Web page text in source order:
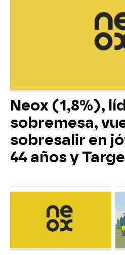
Neox (1,8%),
sobremesa,
sobresalir en
44 años y